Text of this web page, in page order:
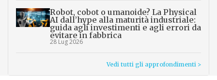
Robot, cobot o umanoide? La Physical
AI dall’hype alla maturità industriale:
guida agli investimenti e agli errori da
evitare in fabbrica
28 Lug 2026
Vedi tutti gli approfondimenti >